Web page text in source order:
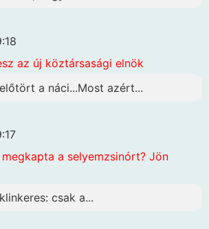
az új köztársasági elnök
a náci...Most azért...
a selyemzsinórt? Jön
csak a...